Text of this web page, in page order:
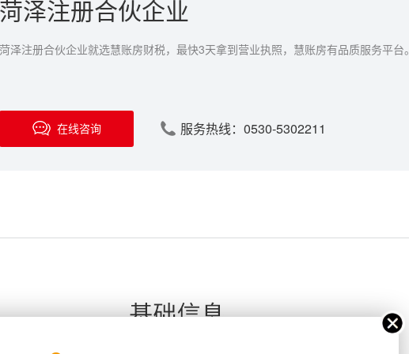
菏泽注册合伙企业
菏泽注册合伙企业就选慧账房财税，最快3天拿到营业执照，慧账房有品质服务平台。
在线咨询 服务热线：0530-5302211